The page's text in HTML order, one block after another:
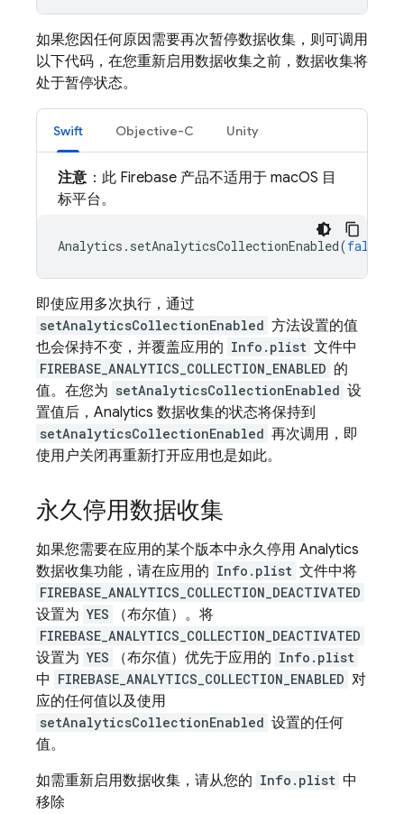
如果您因任何原因需要再次暂停数据收集，则可调用
以下代码，在您重新启用数据收集之前，数据收集将
处于暂停状态。
Swift Objective-C Unity
注意：此 Firebase 产品不适用于 macOS 目
标平台。
Analytics . setAnalyticsCollectionEnabled(false
即使应用多次执行，通过
setAnalyticsCollectionEnabled 方法设置的值
也会保持不变，并覆盖应用的 Info.plist 文件中
FIREBASE_ANALYTICS_COLLECTION_ENABLED 的
值。在您为 setAnalyticsCollectionEnabled 设
置值后，Analytics 数据收集的状态将保持到
setAnalyticsCollectionEnabled 再次调用，即
使用户关闭再重新打开应用也是如此。
永久停用数据收集
如果您需要在应用的某个版本中永久停用 Analytics
数据收集功能，请在应用的 Info.plist 文件中将
FIREBASE_ANALYTICS_COLLECTION_DEACTIVATED
设置为 YES （布尔值）。将
FIREBASE_ANALYTICS_COLLECTION_DEACTIVATED
设置为 YES （布尔值）优先于应用的 Info.plist
中 FIREBASE_ANALYTICS_COLLECTION_ENABLED 对
应的任何值以及使用
setAnalyticsCollectionEnabled 设置的任何
值。
如需重新启用数据收集，请从您的 Info.plist 中
移除